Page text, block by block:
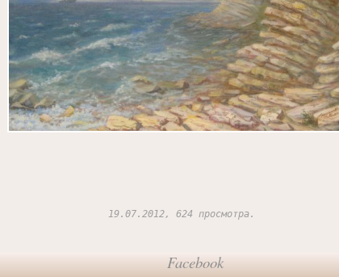
19.07.2012, 624 просмотра.
Facebook